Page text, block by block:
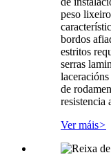
peso
bordos
estritos
serras
de
resistencia
Ver máis>